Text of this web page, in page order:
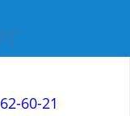
62-60-21